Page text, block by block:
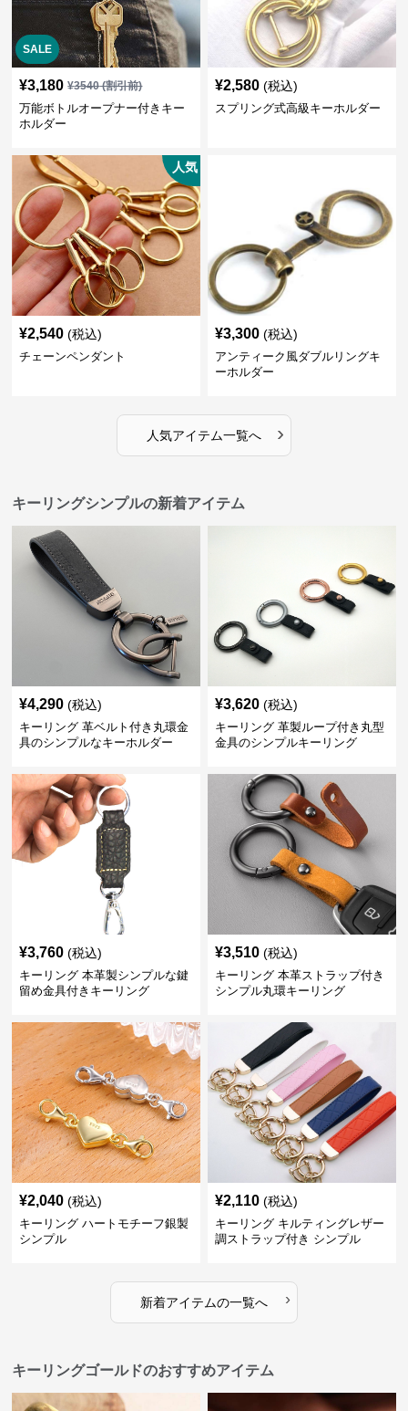
SALE
¥3,180 ¥3540(割引前)
万能ボトルオープナー付きキー
ホルダー
¥2,580 (税込)
スプリング式高級キーホルダー
人気
¥2,540 (税込)
チェーンペンダント
¥3,300 (税込)
アンティーク風ダブルリングキ
ーホルダー
人気アイテム一覧へ ›
キーリングシンプルの新着アイテム
¥4,290 (税込)
キーリング 革ベルト付き丸環金
具のシンプルなキーホルダー
¥3,620 (税込)
キーリング 革製ループ付き丸型
金具のシンプルキーリング
¥3,760 (税込)
キーリング 本革製シンプルな鍵
留め金具付きキーリング
¥3,510 (税込)
キーリング 本革ストラップ付き
シンプル丸環キーリング
¥2,040 (税込)
キーリング ハートモチーフ銀製
シンプル
¥2,110 (税込)
キーリング キルティングレザー
調ストラップ付き シンプル
新着アイテムの一覧へ ›
キーリングゴールドのおすすめアイテム